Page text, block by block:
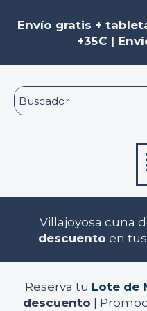
Envío gratis +
+35€ |
Villajoyosa cuna
descuento en
Reserva tu Lote de
descuento |